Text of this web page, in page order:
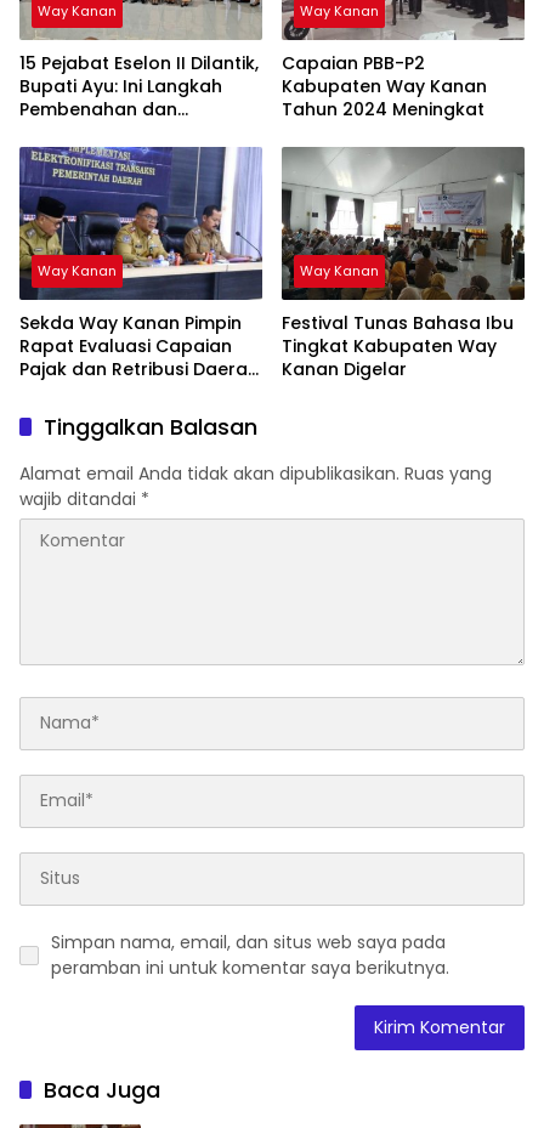
Way Kanan
15 Pejabat Eselon II Dilantik,
Bupati Ayu: Ini Langkah
Pembenahan dan
Way Kanan
Capaian PBB-P2
Kabupaten Way Kanan
Tahun 2024 Meningkat
Way Kanan
Sekda Way Kanan Pimpin
Rapat Evaluasi Capaian
Pajak dan Retribusi Daerah
Way Kanan
Festival Tunas Bahasa Ibu
Tingkat Kabupaten Way
Kanan Digelar
Tinggalkan Balasan
Alamat email Anda tidak akan dipublikasikan. Ruas yang
wajib ditandai *
Simpan nama, email, dan situs web saya pada
peramban ini untuk komentar saya berikutnya.
Baca Juga